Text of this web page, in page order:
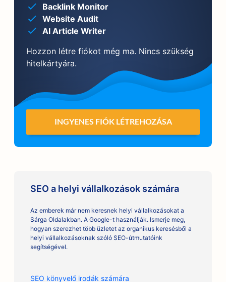
Backlink Monitor
Website Audit
AI Article Writer
Hozzon létre fiókot még ma. Nincs szükség
hitelkártyára.
INGYENES FIÓK LÉTREHOZÁSA
SEO a helyi vállalkozások számára
Az emberek már nem keresnek helyi vállalkozásokat a
Sárga Oldalakban. A Google-t használják. Ismerje meg,
hogyan szerezhet több üzletet az organikus keresésből a
helyi vállalkozásoknak szóló SEO-útmutatóink
segítségével.
SEO könyvelő irodák számára